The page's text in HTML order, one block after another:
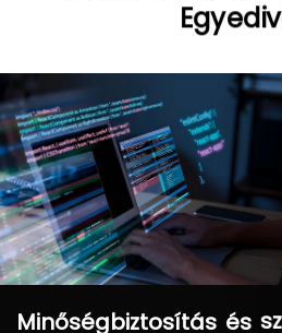
Minőségbiztosítás és